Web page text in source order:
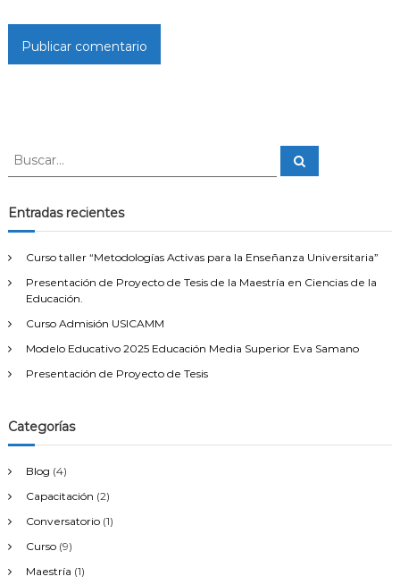
B
c
a
:
B
u
Entradas recientes
Curso taller “Metodologías Activas para la Enseñanza Universitaria”
Presentación de Proyecto de Tesis de la Maestría en Ciencias de la
Educación.
Curso Admisión USICAMM
Modelo Educativo 2025 Educación Media Superior Eva Samano
Presentación de Proyecto de Tesis
Categorías
Blog (4)
Capacitación (2)
Conversatorio(1)
Curso(9)
Maestría (1)